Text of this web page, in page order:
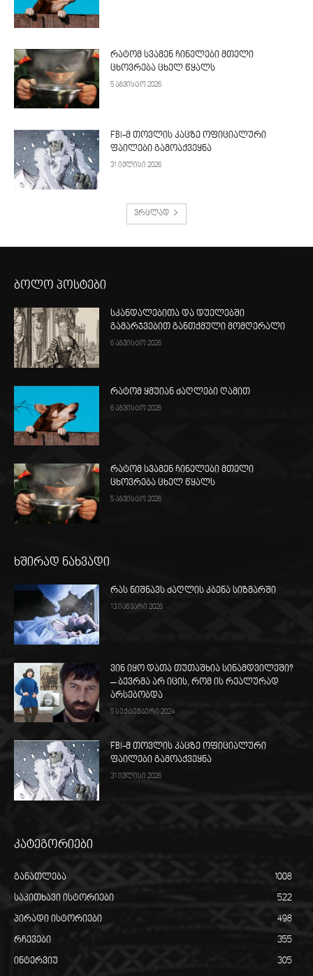
რატომ სვამენ ჩინელები მთელი
ცხოვრება ცხელ წყალს
5 აგვისტო 2026
FBI-მ თოვლის კაცზე ოფიციალური
ფაილები გამოაქვეყნა
31 ივლისი 2026
ვრცლად
ბოლო პოსტები
სკანდალებითა და დუელებში
გამარჯვებით განთქმული მომღერალი
6 აგვისტო 2026
რატომ ყმუიან ძაღლები ღამით
6 აგვისტო 2026
რატომ სვამენ ჩინელები მთელი
ცხოვრება ცხელ წყალს
5 აგვისტო 2026
ხშირად ნახვადი
რას ნიშნავს ძაღლის კბენა სიზმარში
13 იანვარი 2026
ვინ იყო დათა თუთაშხია სინამდვილეში?
– ბევრმა არ იცის, რომ ის რეალურად
არსებობდა
5 სექტემბერი 2024
FBI-მ თოვლის კაცზე ოფიციალური
ფაილები გამოაქვეყნა
31 ივლისი 2026
კატეგორიები
განათლება 1008
საკითხავი ისტორიები 522
პირადი ისტორიები 498
რჩევები 355
ინტერვიუ 305